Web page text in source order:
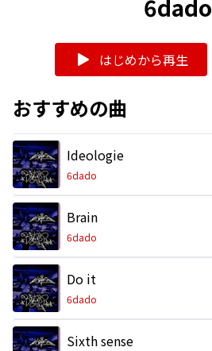
6dado
はじめから再生
おすすめの曲
Ideologie
6dado
Brain
6dado
Do it
6dado
Sixth sense